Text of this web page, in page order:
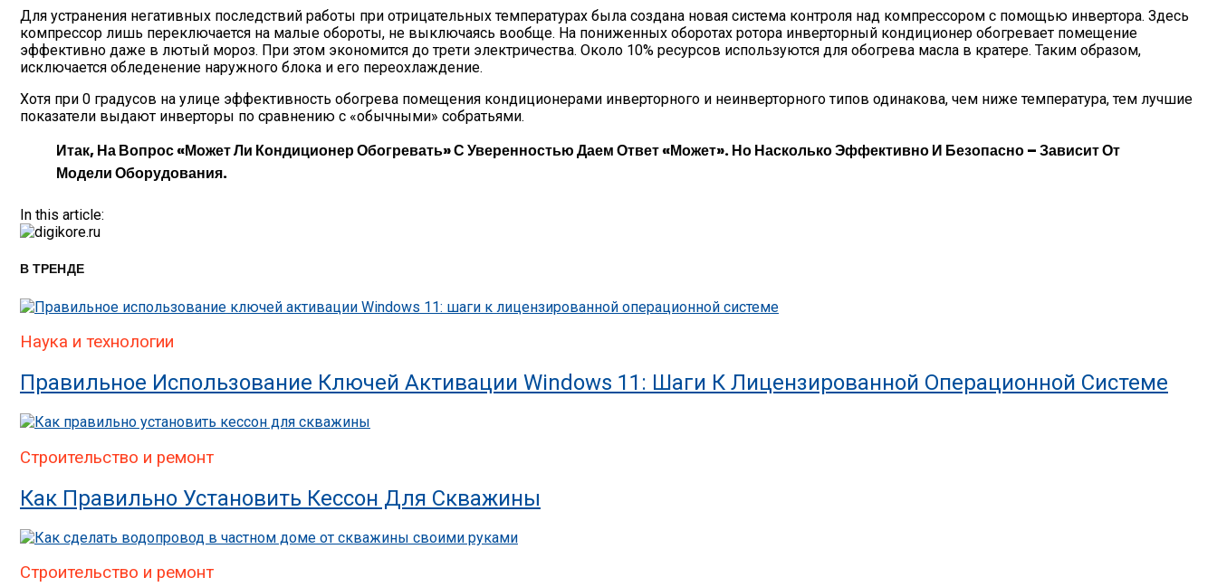
Для устранения негативных последствий работы при отрицательных температурах была создана новая система контроля над компрессором с помощью инвертора. Здесь
компрессор лишь переключается на малые обороты, не выключаясь вообще. На пониженных оборотах ротора инверторный кондиционер обогревает помещение
эффективно даже в лютый мороз. При этом экономится до трети электричества. Около 10% ресурсов используются для обогрева масла в кратере. Таким образом,
исключается обледенение наружного блока и его переохлаждение.
Хотя при 0 градусов на улице эффективность обогрева помещения кондиционерами инверторного и неинверторного типов одинакова, чем ниже температура, тем лучшие
показатели выдают инверторы по сравнению с «обычными» собратьями.
Итак, На Вопрос «может Ли Кондиционер Обогревать» С Уверенностью Даем Ответ «может». Но Насколько Эффективно И Безопасно – Зависит От
Модели Оборудования.
In this article:
В ТРЕНДЕ
Наука и технологии
Правильное Использование Ключей Активации Windows 11: Шаги К Лицензированной Операционной Системе
Строительство и ремонт
Как Правильно Установить Кессон Для Скважины
Строительство и ремонт